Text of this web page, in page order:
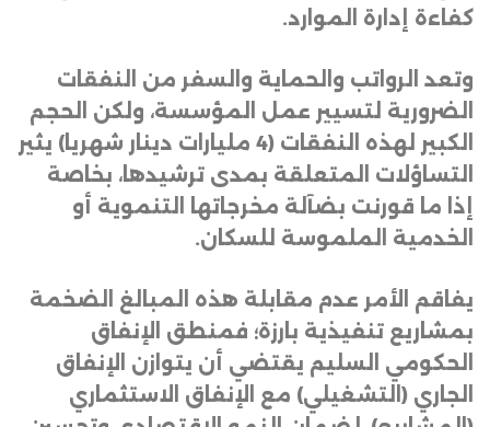
كفاءة إدارة الموارد.
وتعد الرواتب والحماية والسفر من النفقات
الضرورية لتسيير عمل المؤسسة، ولكن الحجم
الكبير لهذه النفقات (4 مليارات دينار شهريا) يثير
التساؤلات المتعلقة بمدى ترشيدها، بخاصة
إذا ما قورنت بضآلة مخرجاتها التنموية أو
الخدمية الملموسة للسكان.
يفاقم الأمر عدم مقابلة هذه المبالغ الضخمة
بمشاريع تنفيذية بارزة؛ فمنطق الإنفاق
الحكومي السليم يقتضي أن يتوازن الإنفاق
الجاري (التشغيلي) مع الإنفاق الاستثماري